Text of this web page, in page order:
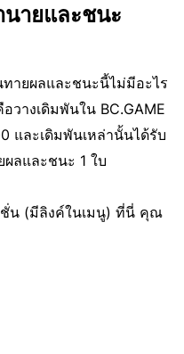
นายและชนะ
ายผลและชนะนี้ไม่มีอะไร
างเดิมพันใน BC.GAME
และเดิมพันเหล่านั้นได้รับ
ลและชนะ 1 ใบ
น (มีลิงค์ในเมนู) ที่นี่ คุณ